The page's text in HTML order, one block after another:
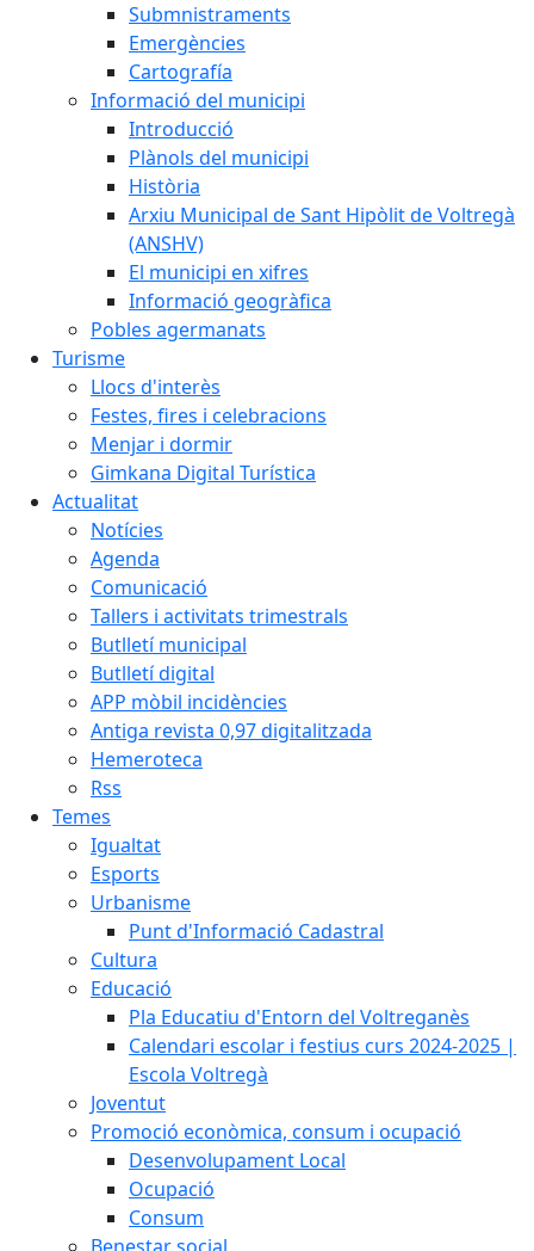
Submnistraments
Emergències
Cartografía
Informació del municipi
Introducció
Plànols del municipi
Història
Arxiu Municipal de Sant Hipòlit de Voltregà
(ANSHV)
El municipi en xifres
Informació geogràfica
Pobles agermanats
Turisme
Llocs d'interès
Festes, fires i celebracions
Menjar i dormir
Gimkana Digital Turística
Actualitat
Notícies
Agenda
Comunicació
Tallers i activitats trimestrals
Butlletí municipal
Butlletí digital
APP mòbil incidències
Antiga revista 0,97 digitalitzada
Hemeroteca
Rss
Temes
Igualtat
Esports
Urbanisme
Punt d'Informació Cadastral
Cultura
Educació
Pla Educatiu d'Entorn del Voltreganès
Calendari escolar i festius curs 2024-2025 |
Escola Voltregà
Joventut
Promoció econòmica, consum i ocupació
Desenvolupament Local
Ocupació
Consum